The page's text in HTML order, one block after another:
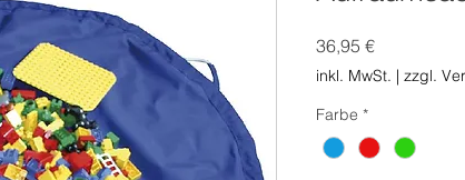
36,95 €Preis
inkl. MwSt. | zzgl.
Farbe *